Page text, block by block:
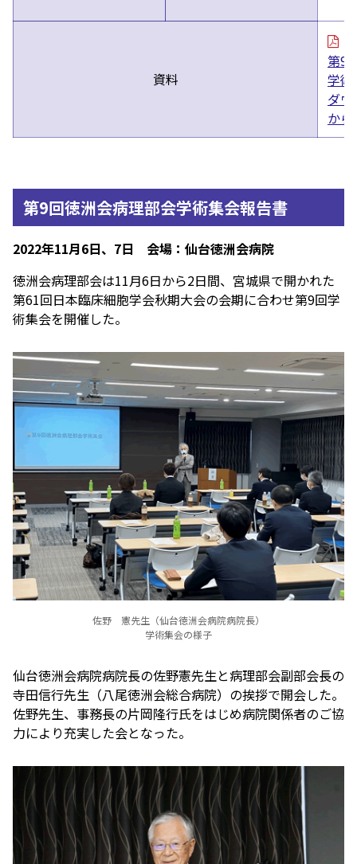
資料
第9
学
ダ
から
第9回徳洲会病理部会学術集会報告書
2022年11月6日、7日 会場：仙台徳洲会病院
徳洲会病理部会は11月6日から2日間、宮城県で開かれた
第61回日本臨床細胞学会秋期大会の会期に合わせ第9回学
術集会を開催した。
佐野 憲先生（仙台徳洲会病院病院長）
学術集会の様子
仙台徳洲会病院病院長の佐野憲先生と病理部会副部会長の
寺田信行先生（八尾徳洲会総合病院）の挨拶で開会した。
佐野先生、事務長の片岡隆行氏をはじめ病院関係者のご協
力により充実した会となった。